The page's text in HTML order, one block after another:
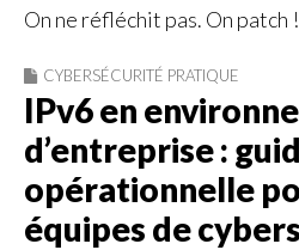
On ne réfléchit pas. On patch !
CYBERSÉCURITÉ PRATIQUE
IPv6 en
d’entreprise :
opérationnelle
équipes de